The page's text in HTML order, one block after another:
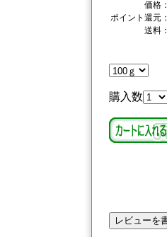
価格：
ポイント還元：
送料：
購入数